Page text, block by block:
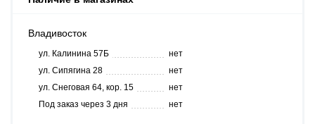
Владивосток
ул. Калинина 57Б
нет
ул. Сипягина 28
нет
ул. Снеговая 64, кор. 15
нет
Под заказ через 3 дня
нет